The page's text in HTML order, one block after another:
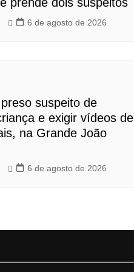
6 de agosto de 2026
suspeito de
e exigir vídeos de
na Grande João
6 de agosto de 2026